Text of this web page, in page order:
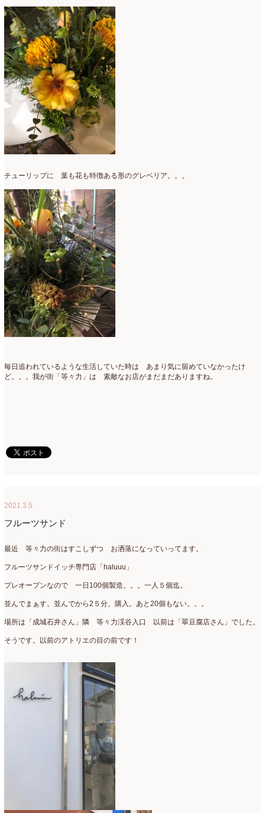
チューリップに 葉も花も特徴ある形のグレベリア。。。
毎日追われているような生活していた時は あまり気に留めていなかったけ
ど。。。我が街「等々力」は 素敵なお店がまだまだありますね。
2021.3.5
フルーツサンド
最近 等々力の街はすこしずつ お洒落になっていってます。
フルーツサンドイッチ専門店「haluuu」
プレオープンなので 一日100個製造。。。一人５個迄。
並んでまぁす。並んでから2５分。購入。あと20個もない。。。
場所は「成城石井さん」隣 等々力渓谷入口 以前は「翠豆腐店さん」でした。
そうです。以前のアトリエの目の前です！